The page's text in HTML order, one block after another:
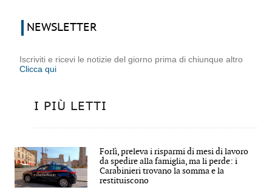
NEWSLETTER
Iscriviti e ricevi le notizie del giorno prima di chiunque altro
Clicca qui
I PIÙ LETTI
Forlì, preleva i risparmi di mesi di lavoro
da spedire alla famiglia, ma li perde: i
Carabinieri trovano la somma e la
restituiscono